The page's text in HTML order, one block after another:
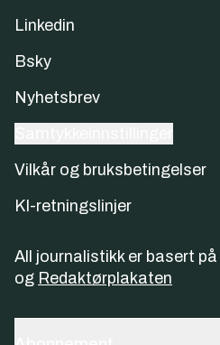
Linkedin
Bsky
Nyhetsbrev
Vilkår og bruksbetingelser
KI-retningslinjer
All journalistikk er basert på
og Redaktørplakaten